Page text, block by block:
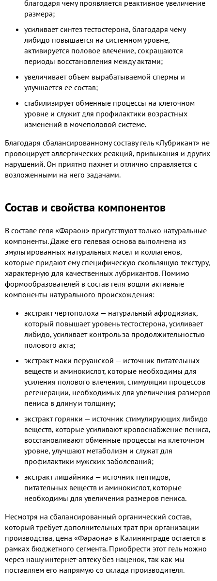
благодаря чему проявляется реактивное увеличение
размера;
усиливает синтез тестостерона, благодаря чему
либидо повышается на системном уровне,
активируется половое влечение, сокращаются
периоды восстановления между актами;
увеличивает объем вырабатываемой спермы и
улучшается ее состав;
стабилизирует обменные процессы на клеточном
уровне и служит для профилактики возрастных
изменений в мочеполовой системе.
Благодаря сбалансированному составу гель «Лубрикант» не
провоцирует аллергических реакций, привыкания и других
нарушений. Он приятно пахнет и отлично справляется с
возложенными на него задачами.
Состав и свойства компонентов
В составе геля «Фараон» присутствуют только натуральные
компоненты. Даже его гелевая основа выполнена из
эмульгированных натуральных масел и коллагенов,
которые придают ему специфическую скользящую текстуру,
характерную для качественных лубрикантов. Помимо
формообразователей в состав геля вошли активные
компоненты натурального происхождения:
экстракт чертополоха — натуральный афродизиак,
который повышает уровень тестостерона, усиливает
либидо, усиливает контроль за продолжительностью
полового акта;
экстракт маки перуанской — источник питательных
веществ и аминокислот, которые необходимы для
усиления полового влечения, стимуляции процессов
регенерации, необходимых для увеличения размеров
пениса в длину и толщину;
экстракт горянки — источник стимулирующих либидо
веществ, которые усиливают кровоснабжение пениса,
восстановливают обменные процессы на клеточном
уровне, улучшают метаболизм и служат для
профилактики мужских заболеваний;
экстракт лишайника — источник пептидов,
питательных веществ и аминокислот, которые
необходимы для увеличения размеров пениса.
Несмотря на сбалансированный органический состав,
который требует дополнительных трат при организации
производства, цена «Фараона» в Калининграде остается в
рамках бюджетного сегмента. Приобрести этот гель можно
через нашу интернет-аптеку без наценок, так как мы
поставляем его напрямую со склада производителя.